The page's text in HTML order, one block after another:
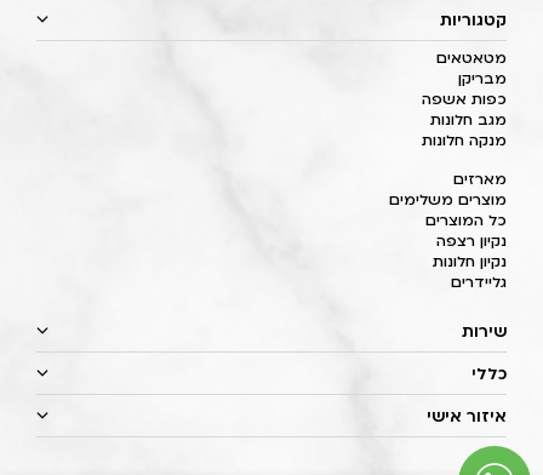
קטגוריות
מטאטאים
מבריקן
כפות אשפה
מגב חלונות
מנקה חלונות
מארזים
מוצרים משלימים
כל המוצרים
נקיון רצפה
נקיון חלונות
גליידרים
שירות
כללי
איזור אישי